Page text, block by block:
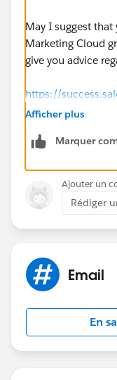
May I suggest
Marketing Cloud
give you advice
https://
Thanks!
Afficher plus
Marquer
Ajouter un
Rédiger
Email
En